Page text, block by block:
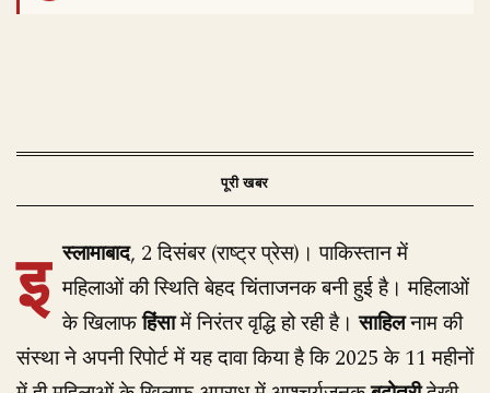
इ स्लामाबाद, 2 दिसंबर (राष्ट्र प्रेस)। पाकिस्तान में
महिलाओं की स्थिति बेहद चिंताजनक बनी हुई है। महिलाओं
के खिलाफहिंसामें निरंतर वृद्धि हो रही है।साहिलनाम की
संस्था ने अपनी रिपोर्ट में यह दावा किया है कि 2025 के 11 महीनों